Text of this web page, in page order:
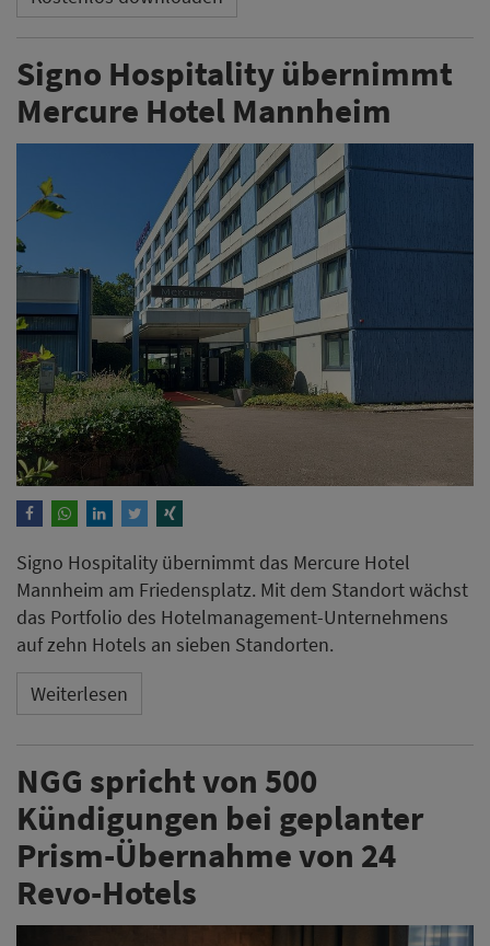
Signo Hospitality übernimmt
Mercure Hotel Mannheim
Signo Hospitality übernimmt das Mercure Hotel
Mannheim am Friedensplatz. Mit dem Standort wächst
das Portfolio des Hotelmanagement-Unternehmens
auf zehn Hotels an sieben Standorten.
Weiterlesen
NGG spricht von 500
Kündigungen bei geplanter
Prism-Übernahme von 24
Revo-Hotels